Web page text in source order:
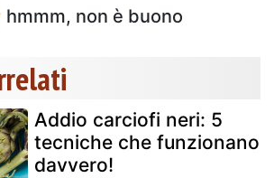
hmmm, non è buono
Addio carciofi neri: 5
tecniche che funzionano
davvero!